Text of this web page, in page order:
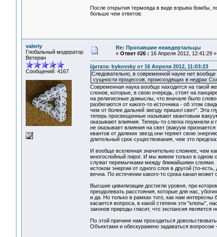
После открытия термояда в виде взрыва бомбы,
больше чем ответов.
valeriy
Глобальный модератор
Ветеран
Сообщений: 4167
Re: Пропавшие неандертальцы
« Ответ #26 : 16 Апреля 2012, 12:41:29 »
Цитата: bykovsky от 16 Апреля 2012, 11:03:23
Следовательно, в современной науке нет вообще
сущности процессов, происходящих в недрах
Современная наука вообще находится на такой
слонов, которые, в свою очередь, стоят на
на религиозные домыслы, что вначале было
разбегаются от какого-то источника - об этом
чем от более дальней звезду пришел свет". Эта
теперь просвещенные называют квантовым
оказывают влияния. Теперь-то слегка поумнели
не оказывает влияния на свет (вакуум
квантов от далеких звезд они теряют свою
длительный срок существования, чем это
И вообще вселенная значительно сложнее, чем
многослойный пирог. И мы живем только в одном
служат перемычками между ближайшими слоями.
истоком энергии от одного слоя в другой (то-
вечна. По истечении какого-то срока канал может
Высшие цивилизации достигли уровня, при
преодолевать расстояния, которые для нас,
и да. Но только в рамках того, как нам
касается вопроса, в какой степени эти "клопы",
законов природы гласит, что экспансия
По этой причине нам проходиться
Объектами и обескуражено задаваться